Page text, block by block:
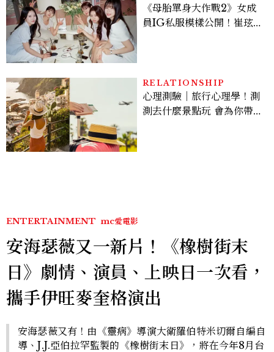
《母胎單身大作戰2》女成
員IG私服模樣公開！崔玹諝
RELATIONSHIP
心理測驗｜旅行心理學！測
測去什麼景點玩 會為你帶來
ENTERTAINMENT mc愛電影
安海瑟薇又一新片！《橡樹街末
日》劇情、演員、上映日一次看，
攜手伊旺麥奎格演出
安海瑟薇又有！由《靈病》導演大衛羅伯特米切爾自編自
導、J.J.亞伯拉罕監製的《橡樹街末日》，將在今年8月台